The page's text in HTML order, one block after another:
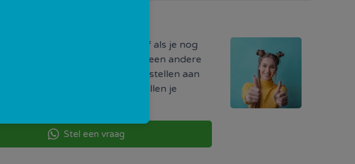
niet genoeg informatie hebt of als je nog
zeker bent over iets, of als je een andere
dan kun je jouw vraag direct stellen aan
onze winkels in jouw buurt. Zij zullen je
Stel een vraag